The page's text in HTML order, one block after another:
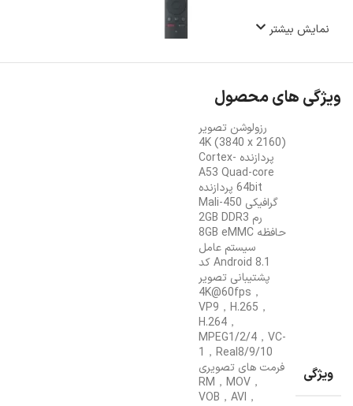
نمایش بیشتر
ویژگی های محصول
ویژگی
رزولوشن تصویر
(4K (3840 x 2160
پردازنده Cortex-
A53 Quad-core
64bit پردازنده
گرافیکی Mali-450
رم 2GB DDR3
حافظه 8GB eMMC
سیستم عامل
Android 8.1 کد
پشتیبانی تصویر
4K@60fps，
VP9，H.265，
H.264，
MPEG1/2/4，VC-
1，Real8/9/10
فرمت های تصویری
RM，MOV，
VOB，AVI，